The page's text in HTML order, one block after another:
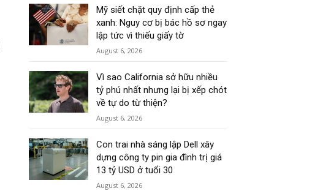
Mỹ siết chặt quy định cấp thẻ
xanh: Nguy cơ bị bác hồ sơ ngay
lập tức vì thiếu giấy tờ
August 6, 2026
Vì sao California sở hữu nhiều
tỷ phú nhất nhưng lại bị xếp chót
về tự do từ thiện?
August 6, 2026
Con trai nhà sáng lập Dell xây
dựng công ty pin gia đình trị giá
13 tỷ USD ở tuổi 30
August 6, 2026